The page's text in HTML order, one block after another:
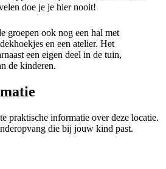
doe je je hier nooit!
groepen ook nog een hal met
en een atelier. Het
een eigen deel in de tuin,
de kinderen.
praktische informatie over deze locatie.
die bij jouw kind past.